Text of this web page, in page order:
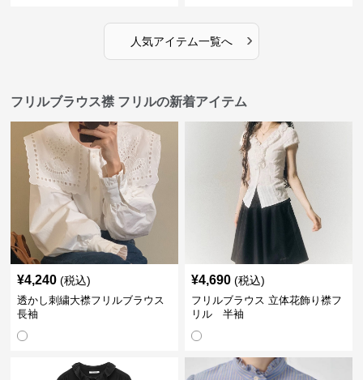
人気アイテム一覧へ ›
フリルブラウス襟 フリルの新着アイテム
¥4,240 (税込)
透かし刺繍大襟フリルブラウス
長袖
¥4,690 (税込)
フリルブラウス 立体花飾り襟フ
リル 半袖